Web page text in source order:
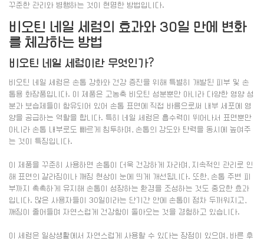
꾸준한 관리와 병행하는 것이 현명한 방법입니다.
비오틴 네일 세럼의 효과와 30일 만에 변화
를 체감하는 방법
비오틴 네일 세럼이란 무엇인가?
비오틴 네일 세럼은 손톱 강화와 건강 증진을 위해 특별히 개발된 피부 및 손
톱용 화장품입니다. 이 제품은 고농축 비오틴 성분뿐만 아니라 다양한 영양 성
분과 보습제들이 함유되어 있어 손톱 표면에 직접 바름으로써 내부 세포에 영
양을 공급하는 역할을 합니다. 특히 네일 세럼은 흡수력이 뛰어나서 표면뿐만
아니라 손톱 내부로도 빠르게 침투하며, 손톱의 강도와 탄력을 동시에 높여주
는 것이 특징입니다.
이 제품을 꾸준히 사용하면 손톱이 더욱 건강하게 자라며, 지속적인 관리로 인
해 표면의 갈라짐이나 깨짐 현상이 눈에 띄게 개선됩니다. 또한, 손톱 주변 피
부까지 촉촉하게 유지해 손톱이 성장하는 환경을 조성하는 것도 중요한 효과
입니다. 많은 사용자들이 30일이라는 단기간 안에 손톱이 점차 두꺼워지고,
깨짐이 줄어들며 자연스럽게 건강함이 돌아오는 것을 경험하고 있습니다.
이 세럼은 일상생활에서 자연스럽게 사용할 수 있다는 장점이 있으며, 바른 후